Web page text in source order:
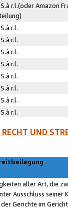
r.l.(oder Amazon
r.l.
r.l.
r.l.
r.l.
r.l.
r.l.
r.l.
r.l.
UND
aller Art, die
Ausschluss
Gerichte im